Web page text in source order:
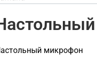
микрофон